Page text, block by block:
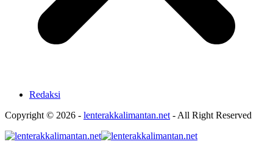
Redaksi
Copyright © 2026 - lenterakkalimantan.net - All Right Reserved